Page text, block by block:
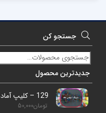
جستجو کن
جدیدترین محصول
129 – کلیپ آماده ادیوس عقد
تومان50,000